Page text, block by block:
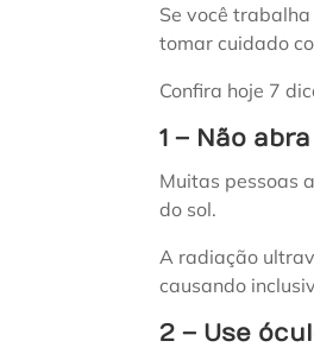
Se você
tomar cuidado
Confira hoje 7
1 – Não
Muitas pessoas
do sol.
A radiação
causando
2 – Use